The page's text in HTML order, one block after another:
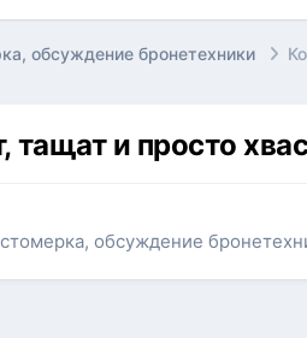
обсуждение бронетехники
тащат и просто
обсуждение